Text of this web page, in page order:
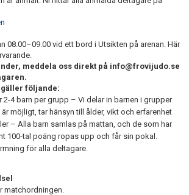
08.00–09.00 vid ett bord i Utsikten på arenan. Här
meddela oss direkt på info@frovijudo.se
följande:
2-4 barn per grupp – Vi delar in barnen i grupper
möjligt, tar hänsyn till ålder, vikt och erfarenhet
– Alla barn samlas på mattan, och de som har
100-tal poäng ropas upp och får sin pokal.
för alla deltagare.
matchordningen.